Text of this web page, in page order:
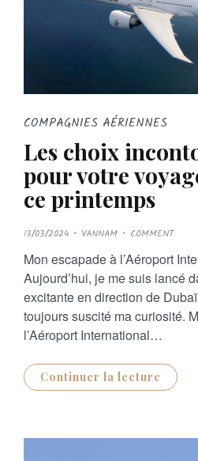
COMPAGNIES AÉRIENNES
Les choix
pour votre
ce printemps
P
O
T
E
D
O
N
13/03/2024 VANNAM COMMENT
Mon escapade à l’Aéroport
Aujourd’hui, je me suis lancé
excitante en direction de
toujours suscité ma curiosité.
l’Aéroport International…
Continuer la lecture